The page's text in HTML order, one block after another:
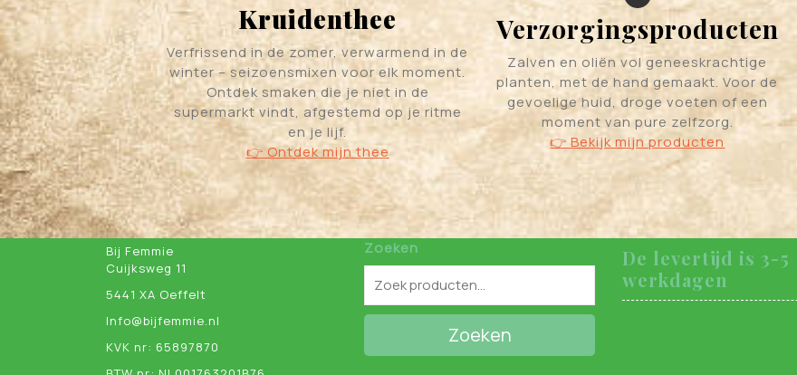
Kruidenthee
Verfrissend in de zomer, verwarmend in de
winter – seizoensmixen voor elk moment.
Ontdek smaken die je niet in de
supermarkt vindt, afgestemd op je ritme
en je lijf.
👉 Ontdek mijn thee
Verzorgingsproducten
Zalven en oliën vol geneeskrachtige
planten, met de hand gemaakt. Voor de
gevoelige huid, droge voeten of een
moment van pure zelfzorg.
👉 Bekijk mijn producten
Bij Femmie
Cuijksweg 11
5441 XA Oeffelt
Info@bijfemmie.nl
KVK nr: 65897870
Zoeken
Zoeken
De levertijd is 3-5
werkdagen